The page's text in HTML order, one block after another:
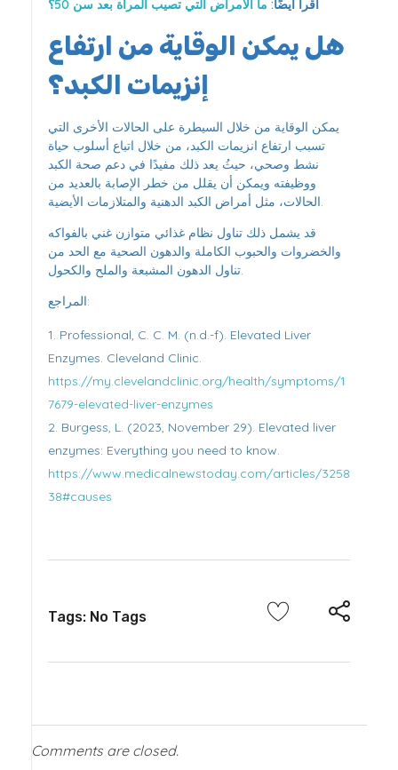
اقرأ أيضًا: ما الأمراض التي تصيب المرأة بعد سن 50؟
هل يمكن الوقاية من ارتفاع
إنزيمات الكبد؟
يمكن الوقاية من خلال السيطرة على الحالات الأخرى التي
تسبب ارتفاع انزيمات الكبد، من خلال اتباع أسلوب حياة
نشط وصحي، حيثُ يعد ذلك مفيدًا في دعم صحة الكبد
ووظيفته ويمكن أن يقلل من خطر الإصابة بالعديد من
الحالات، مثل أمراض الكبد الدهنية والمتلازمات الأيضية.
قد يشمل ذلك تناول نظام غذائي متوازن غني بالفواكه
والخضروات والحبوب الكاملة والدهون الصحية مع الحد من
تناول الدهون المشبعة والملح والكحول.
المراجع:
Professional, C. C. M. (n.d.-f). Elevated Liver
Enzymes. Cleveland Clinic.
https://my.clevelandclinic.org/health/symptoms/1
7679-elevated-liver-enzymes
Burgess, L. (2023, November 29). Elevated liver
enzymes: Everything you need to know.
https://www.medicalnewstoday.com/articles/3258
38#causes
Tags: No Tags
Comments are closed.